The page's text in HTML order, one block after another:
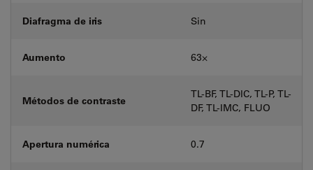
Diafragma de iris Sin
Aumento 63⨉
Métodos de contraste
TL-BF, TL-DIC, TL-P, TL-
DF, TL-IMC, FLUO
Apertura numérica 0.7